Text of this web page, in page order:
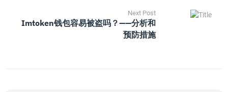
Next Post
Imtoken钱包容易被盗吗？——分析和
预防措施